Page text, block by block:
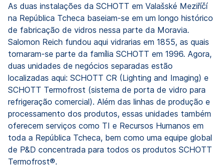
As duas instalações da SCHOTT em Valašské Meziříčí
na República Tcheca baseiam-se em um longo histórico
de fabricação de vidros nessa parte da Moravia.
Salomon Reich fundou aqui vidrarias em 1855, as quais
tornaram-se parte da família SCHOTT em 1996. Agora,
duas unidades de negócios separadas estão
localizadas aqui: SCHOTT CR (Lighting and Imaging) e
SCHOTT Termofrost (sistema de porta de vidro para
refrigeração comercial). Além das linhas de produção e
processamento dos produtos, essas unidades também
oferecem serviços como TI e Recursos Humanos em
toda a República Tcheca, bem como uma equipe global
de P&D concentrada para todos os produtos SCHOTT
Termofrost®.